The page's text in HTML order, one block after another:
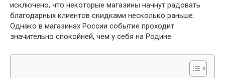
исключено, что некоторые магазины начнут радовать
благодарных клиентов скидками несколько раньше.
Однако в магазинах России событие проходит
значительно спокойней, чем у себя на Родине.